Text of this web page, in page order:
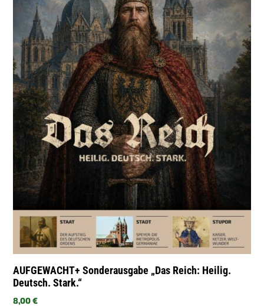
AUFGEWACHT+ Sonderausgabe „Das Reich: Heilig.
Deutsch. Stark.“
8,00€